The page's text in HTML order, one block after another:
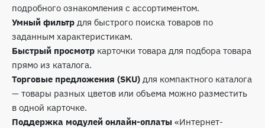
подробного ознакомления с ассортиментом.
Умный фильтр для быстрого поиска товаров по
заданным характеристикам.
Быстрый просмотр карточки товара для подбора товара
прямо из каталога.
Торговые предложения (SKU) для компактного каталога
— товары разных цветов или объема можно разместить
в одной карточке.
Поддержка модулей онлайн-оплаты «Интернет-